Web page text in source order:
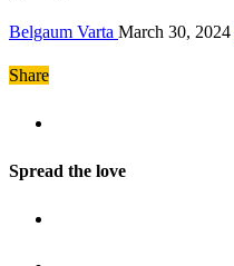
Belgaum Varta March 30, 2024
Share
Spread the love